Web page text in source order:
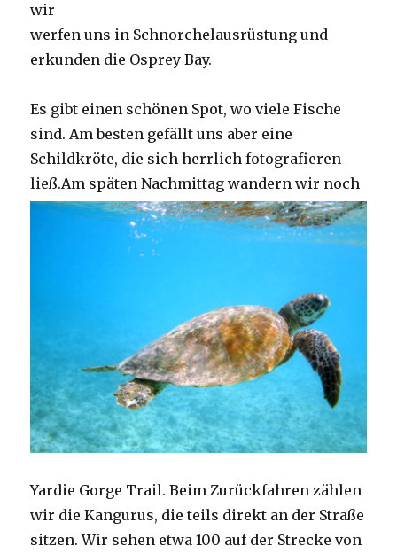
wir
werfen uns in Schnorchelausrüstung und
erkunden die Osprey Bay.
Es gibt einen schönen Spot, wo viele Fische
sind. Am besten gefällt uns aber eine
Schildkröte, die sich herrlich fotografieren
ließ.Am späten Nachmittag wandern wir noch
Yardie Gorge Trail. Beim Zurückfahren zählen
wir die Kangurus, die teils direkt an der Straße
sitzen. Wir sehen etwa 100 auf der Strecke von